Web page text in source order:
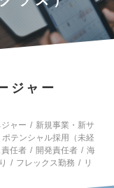
ジャー
ャー
新規事業・新サ
ポテンシャル採用（未経
任者 開発責任者
海
フレックス勤務
リ